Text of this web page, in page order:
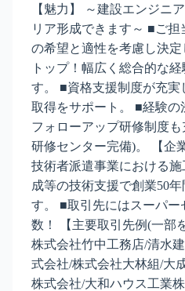
【魅力】 ～建設エンジニ
リア形成できます～ ■ご
の希望と適性を考慮し決
トップ！幅広く総合的な
す。 ■資格支援制度が充実
取得をサポート。 ■経験の
フォローアップ研修制度
研修センター完備)。 【企
技術者派遣事業における
成等の技術支援で創業50
す。 ■取引先にはスーパー
数！ 【主要取引先例(一部
株式会社竹中工務店/清水
式会社/株式会社大林組/大
株式会社/大和ハウス工業